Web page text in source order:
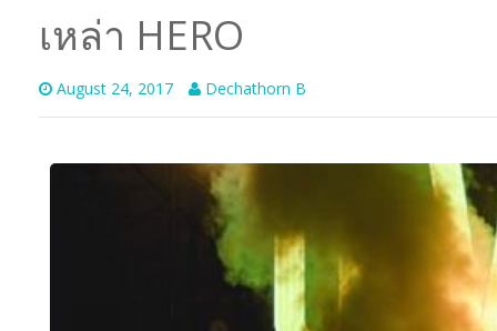
เหล่า HERO
August 24, 2017 Dechathorn B